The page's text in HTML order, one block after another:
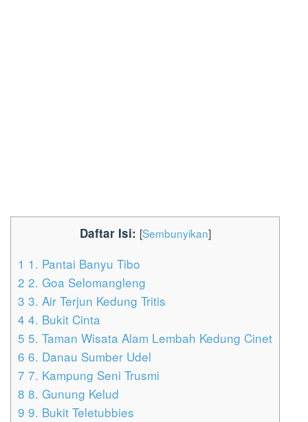
Daftar Isi: [Sembunyikan]
1 1. Pantai Banyu Tibo
2 2. Goa Selomangleng
3 3. Air Terjun Kedung Tritis
4 4. Bukit Cinta
5 5. Taman Wisata Alam Lembah Kedung Cinet
6 6. Danau Sumber Udel
7 7. Kampung Seni Trusmi
8 8. Gunung Kelud
9 9. Bukit Teletubbies